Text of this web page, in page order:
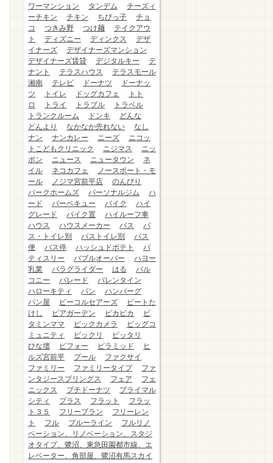
ワーマンション
タンデム
チーズィ
ーチキン
チキン ちびっ子
チョ
コ
つきみ野 つけ麺
テイクアウ
ト
ディズニー ディンクス
デザ
イナーズ
デザイナーズマンション
デザイナーズ賃貸
デジタルキー
テ
ナント
テラスハウス
テラスモール
湘南
テレビ ドーナツ
ドーナッ
ツ
トイレ ドッグカフェ
トト
ロ
トライ トラブル
トラベル
トランクルーム
ドンキ
どんな
どんより
なかなか売れない
なし
ナン
ナンカレー ニーズ
ニコッ
トこどもクリニック
ニジマス
ニッ
ポン
ニュース ニュータウン
ネ
イル
ネコカフェ
ノースポート・モ
ール
ノジマ宮前平店
のんびり
パークホームズ
パーソナルジム
ハ
ード
バーベキュー バイク
ハイ
グレード
バイク置
ハイルーフ車
ハウス
ハウスメーカー バス
バ
ス・トイレ別
バストイレ別
バス
便
バス停 ハッシュドポテト
パ
ティスリー
バブルオーバー
ハヨー
乳業
パラグライダー はる
バル
コニー
パレード
バレンタイン
ハローキティ
パン
ハンバーグ
パン屋
ビーコルセアーズ
ビートた
けし
ビアガーデン ピカピカ
ビ
タミンママ
ビックカメラ
ビッグコ
ミュニティ
ビックリ
ピッタリ
ひな壇
ビフォー ピラミッド
ヒ
ルズ宮前平
プール
ファクサイ
ファミリー
ファミリータイプ
ファ
ンタジースプリングス
フェア
フェ
ニックス
プチドーナツ
プライマル
シティ
プラス フラット
フラッ
ト３５
フリープラン
フリーレン
ト
フル ブルーライン
フルリノ
ベーション、リノベーション、スタジ
オタイプ、鷺沼、東急田園都市線、エ
レベーター、角部屋、鷺沼有馬スカイ